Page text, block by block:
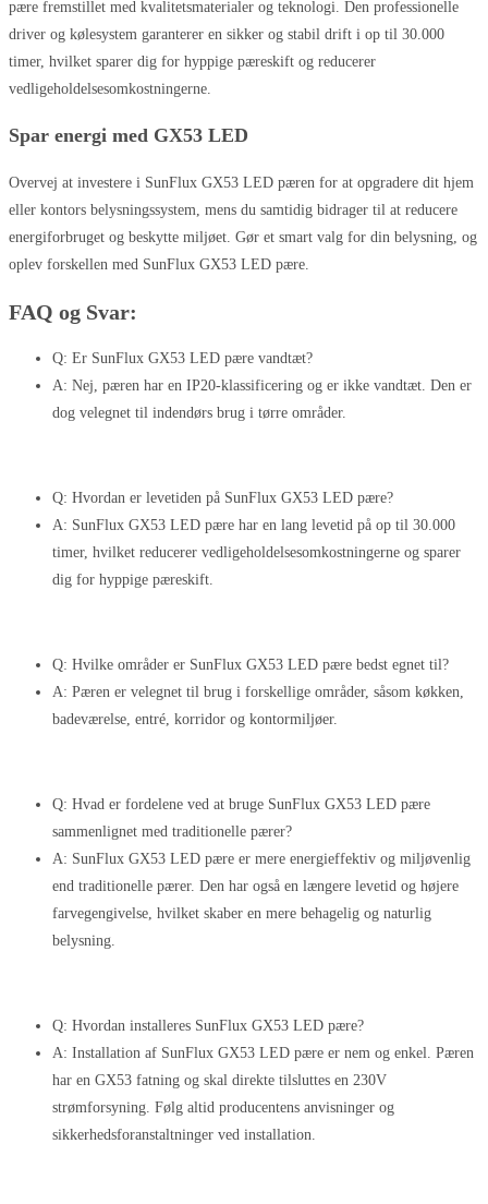
pære fremstillet med kvalitetsmaterialer og teknologi. Den professionelle
driver og kølesystem garanterer en sikker og stabil drift i op til 30.000
timer, hvilket sparer dig for hyppige pæreskift og reducerer
vedligeholdelsesomkostningerne.
Spar energi med GX53 LED
Overvej at investere i SunFlux GX53 LED pæren for at opgradere dit hjem
eller kontors belysningssystem, mens du samtidig bidrager til at reducere
energiforbruget og beskytte miljøet. Gør et smart valg for din belysning, og
oplev forskellen med SunFlux GX53 LED pære.
FAQ og Svar:
Q: Er SunFlux GX53 LED pære vandtæt?
A: Nej, pæren har en IP20-klassificering og er ikke vandtæt. Den er
dog velegnet til indendørs brug i tørre områder.
Q: Hvordan er levetiden på SunFlux GX53 LED pære?
A: SunFlux GX53 LED pære har en lang levetid på op til 30.000
timer, hvilket reducerer vedligeholdelsesomkostningerne og sparer
dig for hyppige pæreskift.
Q: Hvilke områder er SunFlux GX53 LED pære bedst egnet til?
A: Pæren er velegnet til brug i forskellige områder, såsom køkken,
badeværelse, entré, korridor og kontormiljøer.
Q: Hvad er fordelene ved at bruge SunFlux GX53 LED pære
sammenlignet med traditionelle pærer?
A: SunFlux GX53 LED pære er mere energieffektiv og miljøvenlig
end traditionelle pærer. Den har også en længere levetid og højere
farvegengivelse, hvilket skaber en mere behagelig og naturlig
belysning.
Q: Hvordan installeres SunFlux GX53 LED pære?
A: Installation af SunFlux GX53 LED pære er nem og enkel. Pæren
har en GX53 fatning og skal direkte tilsluttes en 230V
strømforsyning. Følg altid producentens anvisninger og
sikkerhedsforanstaltninger ved installation.